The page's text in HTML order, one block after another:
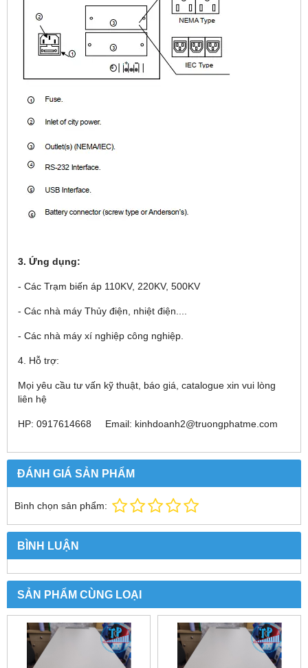
3. Ứng dụng:
- Các Trạm biến áp 110KV, 220KV, 500KV
- Các nhà máy Thủy điện, nhiệt điện....
- Các nhà máy xí nghiệp công nghiệp.
4. Hỗ trợ:
Mọi yêu cầu tư vấn kỹ thuật, báo giá, catalogue xin vui lòng
liên hệ
HP: 0917614668 Email: kinhdoanh2@truongphatme.com
ĐÁNH GIÁ SẢN PHẨM
Bình chọn sản phẩm:
BÌNH LUẬN
SẢN PHẨM CÙNG LOẠI